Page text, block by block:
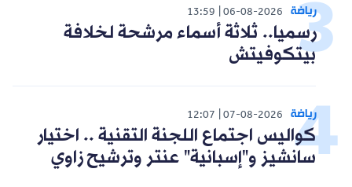
رياضة 06-08-2026
13:59
رسميا.. ثلاثة أسماء مرشحة لخلافة
بيتكوفيتش
رياضة 07-08-2026
12:07
كواليس اجتماع اللجنة التقنية .. اختيار
سانشيز و"إسبانية" عنتر وترشيح زاوي